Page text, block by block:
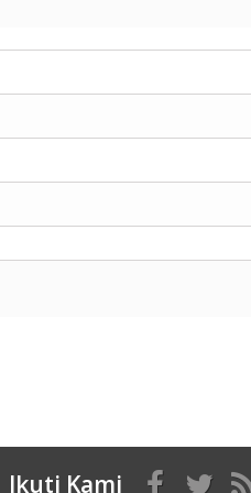
Ikuti Kami